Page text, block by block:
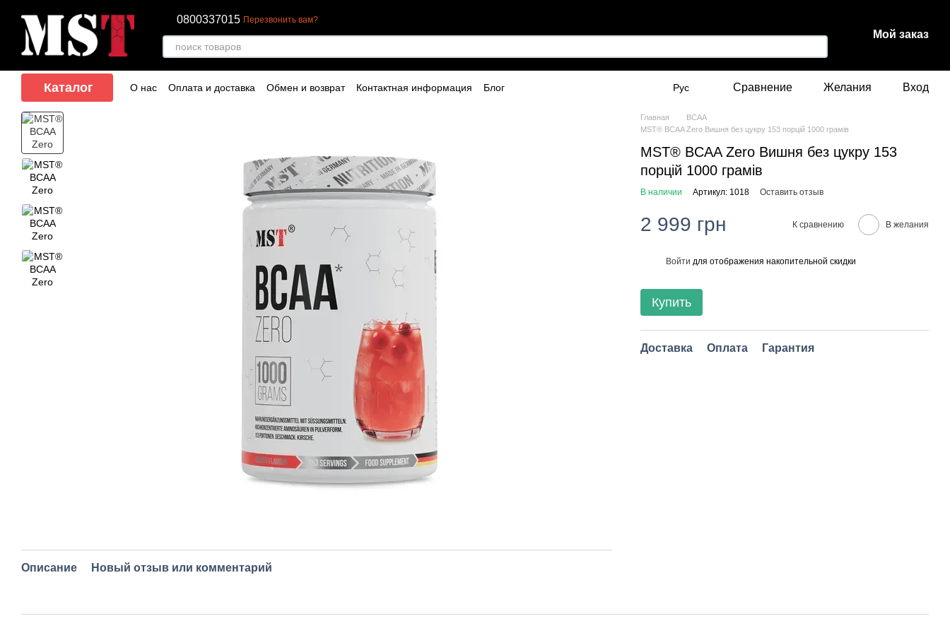
0800337015 Перезвонить вам?
Мой заказ
Каталог О нас Оплата и доставка Обмен и возврат Контактная информация Блог Рус Сравнение Желания Вход
Описание Новый отзыв или комментарий
Главная
BCAA
MST® BCAA Zero Вишня без цукру 153 порцiй 1000 грамів
MST® BCAA Zero Вишня без цукру 153
порцiй 1000 грамів
В наличии Артикул: 1018 Оставить отзыв
2 999 грн К сравнению В желания
Войти для отображения накопительной скидки
Купить
Доставка Оплата Гарантия